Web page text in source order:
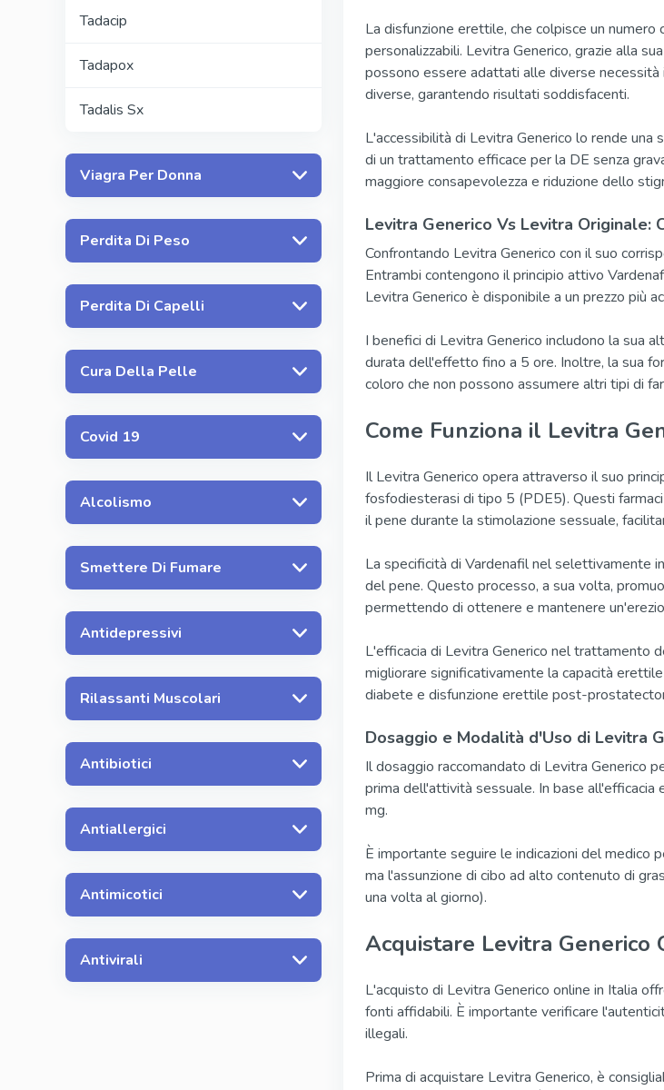
Tadacip
Tadapox
Tadalis Sx
Viagra Per Donna
Perdita Di Peso
Perdita Di Capelli
Cura Della Pelle
Covid 19
Alcolismo
Smettere Di Fumare
Antidepressivi
Rilassanti Muscolari
Antibiotici
Antiallergici
Antimicotici
Antivirali
La disfunzione erettile, che colpisce un
personalizzabili. Levitra Generico, grazie alla
possono essere adattati alle diverse necessità
diverse, garantendo risultati soddisfacenti.
L'accessibilità di Levitra Generico lo rende
di un trattamento efficace per la DE senza
maggiore consapevolezza e riduzione dello
Levitra Generico Vs Levitra Originale:
Confrontando Levitra Generico con il suo
Entrambi contengono il principio attivo
Levitra Generico è disponibile a un prezzo più
I benefici di Levitra Generico includono la sua
durata dell'effetto fino a 5 ore. Inoltre, la sua
coloro che non possono assumere altri tipi di
Come Funziona il Levitra
Il Levitra Generico opera attraverso il suo
fosfodiesterasi di tipo 5 (PDE5). Questi
il pene durante la stimolazione sessuale,
La specificità di Vardenafil nel selettivamente
del pene. Questo processo, a sua volta,
permettendo di ottenere e mantenere
L'efficacia di Levitra Generico nel trattamento
migliorare significativamente la capacità
diabete e disfunzione erettile post-
Dosaggio e Modalità d'Uso di Levitra
Il dosaggio raccomandato di Levitra Generico
prima dell'attività sessuale. In base
mg.
È importante seguire le indicazioni del medico
ma l'assunzione di cibo ad alto contenuto di
una volta al giorno).
Acquistare Levitra Generico
L'acquisto di Levitra Generico online in Italia
fonti affidabili. È importante verificare
illegali.
Prima di acquistare Levitra Generico, è